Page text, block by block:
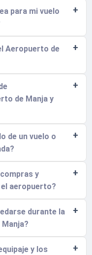
para mi vuelo
Aeropuerto de
de Manja y
de un vuelo o
y
aeropuerto?
durante la
y los